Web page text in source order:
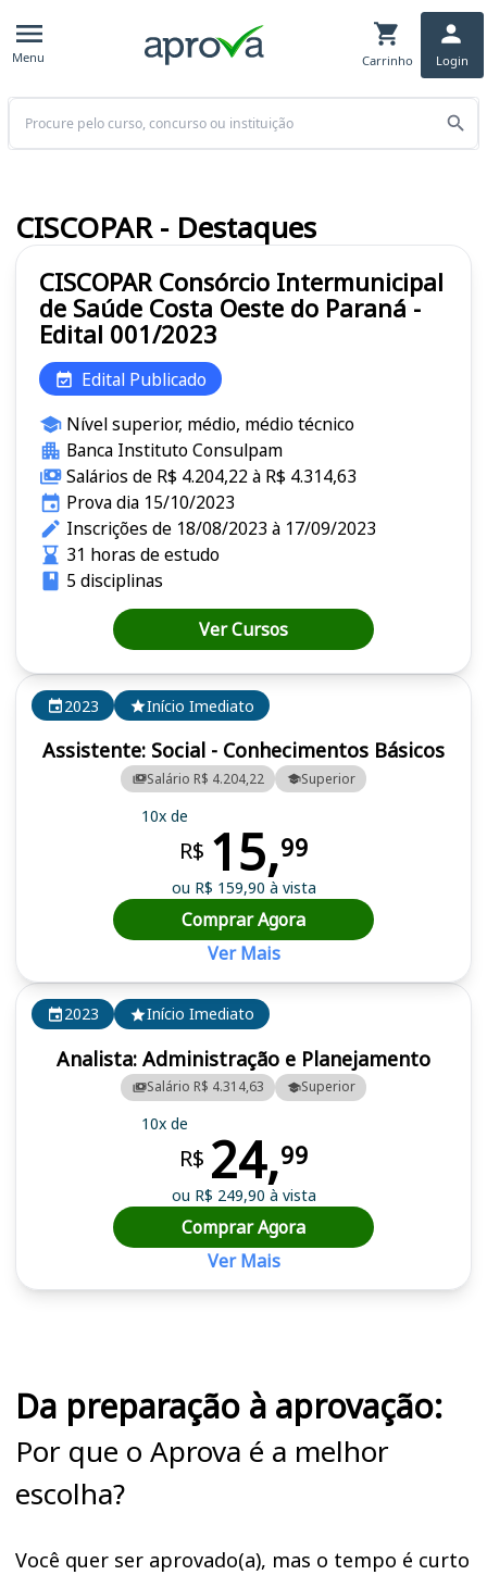
Menu Carrinho Login
Buscar
2023 Início Imediato
Analista: Administração e Planejamento
Salário R$ 4.314,63 Superior
10x de
R$ 24,99
ou R$ 249,90 à vista
Comprar Agora
Ver Mais
2023 Início Imediato
Assistente: Social - Conhecimentos Básicos
Salário R$ 4.204,22 Superior
10x de
R$ 15,99
ou R$ 159,90 à vista
Comprar Agora
Ver Mais
CISCOPAR Consórcio Intermunicipal
de Saúde Costa Oeste do Paraná -
Edital 001/2023
Edital Publicado
Nível superior, médio, médio técnico
Banca Instituto Consulpam
Salários de R$ 4.204,22 à R$ 4.314,63
Prova dia 15/10/2023
Inscrições de 18/08/2023 à 17/09/2023
31 horas de estudo
5 disciplinas
Ver Cursos
CISCOPAR - Destaques
Da preparação à aprovação:
Por que o Aprova é a melhor
escolha?
Você quer ser aprovado(a), mas o tempo é curto